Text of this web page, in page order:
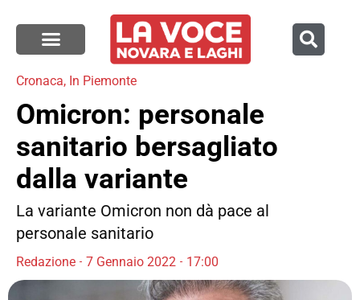
Cronaca, In Piemonte
Omicron: personale
sanitario bersagliato
dalla variante
La variante Omicron non dà pace al
personale sanitario
Redazione 7 Gennaio 2022 17:00